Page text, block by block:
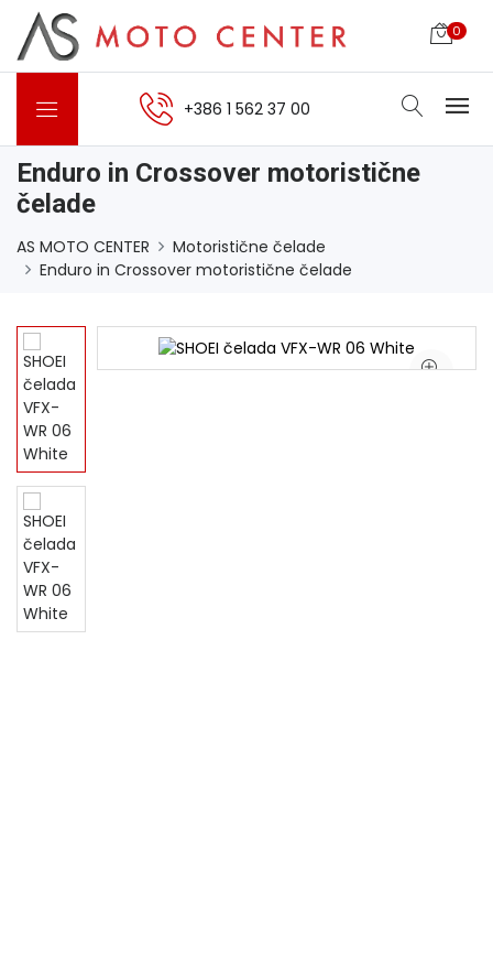
0
+386 1 562 37 00
Enduro in Crossover motoristične
čelade
AS MOTO CENTER
Motoristične čelade
Enduro in Crossover motoristične čelade